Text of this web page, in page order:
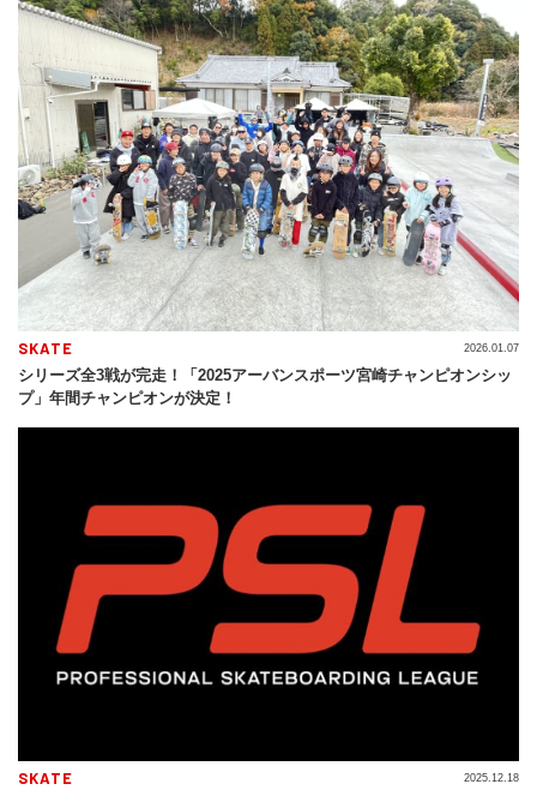
SKATE
シリーズ全3戦が完走！「2025アーバンスポーツ宮崎チャンピオンシッ
プ」年間チャンピオンが決定！
2026.01.07
SKATE 2025.12.18